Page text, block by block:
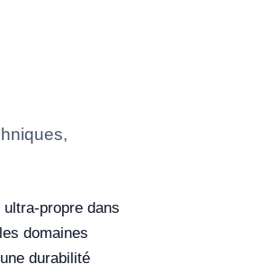
propre dans
domaines
durabilité